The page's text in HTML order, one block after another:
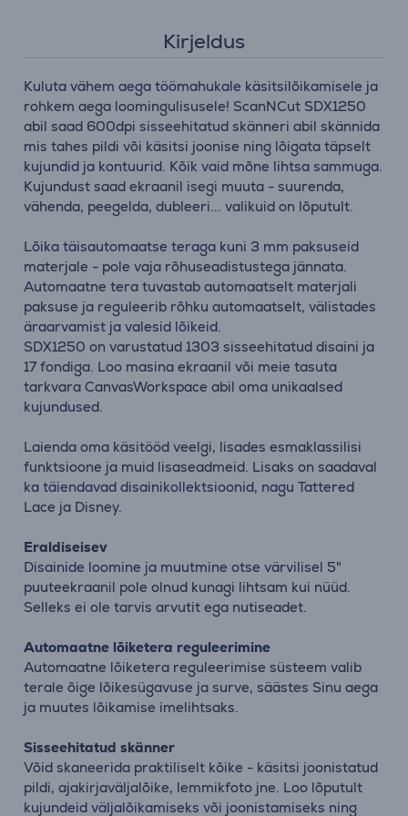
Kirjeldus
Kuluta vähem aega töömahukale käsitsilõikamisele ja
rohkem aega loomingulisusele! ScanNCut SDX1250
abil saad 600dpi sisseehitatud skänneri abil skännida
mis tahes pildi või käsitsi joonise ning lõigata täpselt
kujundid ja kontuurid. Kõik vaid mõne lihtsa sammuga.
Kujundust saad ekraanil isegi muuta - suurenda,
vähenda, peegelda, dubleeri... valikuid on lõputult.
Lõika täisautomaatse teraga kuni 3 mm paksuseid
materjale - pole vaja rõhuseadistustega jännata.
Automaatne tera tuvastab automaatselt materjali
paksuse ja reguleerib rõhku automaatselt, välistades
äraarvamist ja valesid lõikeid.
SDX1250 on varustatud 1303 sisseehitatud disaini ja
17 fondiga. Loo masina ekraanil või meie tasuta
tarkvara CanvasWorkspace abil oma unikaalsed
kujundused.
Laienda oma käsitööd veelgi, lisades esmaklassilisi
funktsioone ja muid lisaseadmeid. Lisaks on saadaval
ka täiendavad disainikollektsioonid, nagu Tattered
Lace ja Disney.
Eraldiseisev
Disainide loomine ja muutmine otse värvilisel 5"
puuteekraanil pole olnud kunagi lihtsam kui nüüd.
Selleks ei ole tarvis arvutit ega nutiseadet.
Automaatne lõiketera reguleerimine
Automaatne lõiketera reguleerimise süsteem valib
terale õige lõikesügavuse ja surve, säästes Sinu aega
ja muutes lõikamise imelihtsaks.
Sisseehitatud skänner
Võid skaneerida praktiliselt kõike - käsitsi joonistatud
pildi, ajakirjaväljalõike, lemmikfoto jne. Loo lõputult
kujundeid väljalõikamiseks või joonistamiseks ning